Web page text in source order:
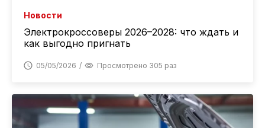
Новости
Электрокроссоверы 2026–2028: что ждать и
как выгодно пригнать
05/05/2026 Просмотрено 305 раз